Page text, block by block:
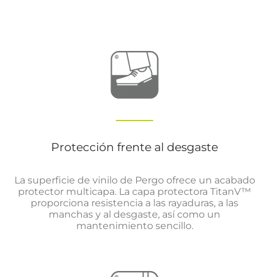
Protección frente al desgaste
La superficie de vinilo de Pergo ofrece un acabado
protector multicapa. La capa protectora TitanV™
proporciona resistencia a las rayaduras, a las
manchas y al desgaste, así como un
mantenimiento sencillo.